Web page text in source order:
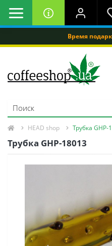
Время
HEAD shop Трубка GHP-
Трубка GHP-18013